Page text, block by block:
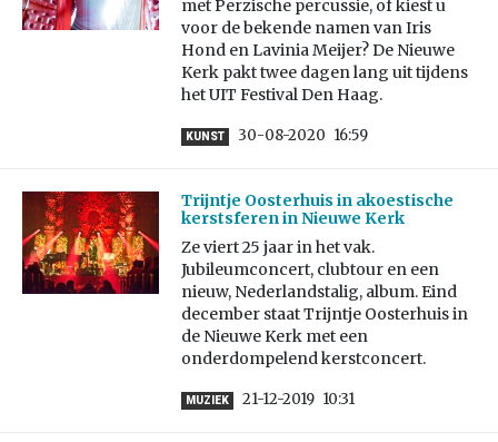
met Perzische percussie, of kiest u
voor de bekende namen van Iris
Hond en Lavinia Meijer? De Nieuwe
Kerk pakt twee dagen lang uit tijdens
het UIT Festival Den Haag.
KUNST 30-08-2020 16:59
Trijntje Oosterhuis in akoestische
kerstsferen in Nieuwe Kerk
Ze viert 25 jaar in het vak.
Jubileumconcert, clubtour en een
nieuw, Nederlandstalig, album. Eind
december staat Trijntje Oosterhuis in
de Nieuwe Kerk met een
onderdompelend kerstconcert.
MUZIEK 21-12-2019 10:31